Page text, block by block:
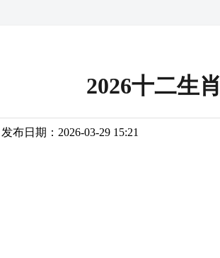
2026十二生
发布日期：2026-03-29 15:21